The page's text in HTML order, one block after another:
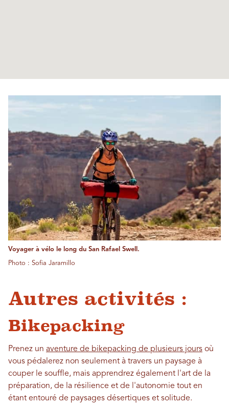
Voyager à vélo le long du San Rafael Swell.
Photo : Sofia Jaramillo
Autres activités :
Bikepacking
Prenez un aventure de bikepacking de plusieurs jours où
vous pédalerez non seulement à travers un paysage à
couper le souffle, mais apprendrez également l'art de la
préparation, de la résilience et de l'autonomie tout en
étant entouré de paysages désertiques et solitude.